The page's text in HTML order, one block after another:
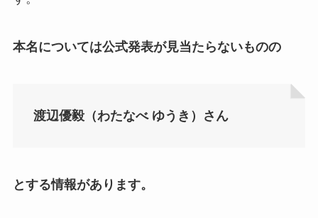
本名については公式発表が見当たらないものの
渡辺優毅（わたなべ ゆうき）さん
とする情報があります。